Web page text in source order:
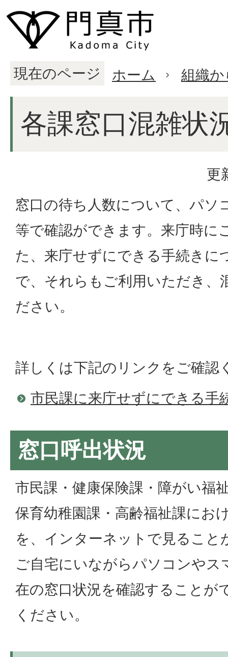
現在のページ ホーム 組織
各課窓口混雑状
更
窓口の待ち人数について、パソ
等で確認ができます。来庁時に
た、来庁せずにできる手続きに
で、それらもご利用いただき、
ださい。
詳しくは下記のリンクをご確認
市民課に来庁せずにできる手
窓口呼出状況
市民課・健康保険課・障がい福
保育幼稚園課・高齢福祉課にお
を、インターネットで見ること
ご自宅にいながらパソコンやス
在の窓口状況を確認することが
ください。